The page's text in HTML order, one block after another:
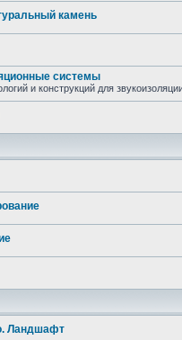
камень
системы
и конструкций для
Ландшафт